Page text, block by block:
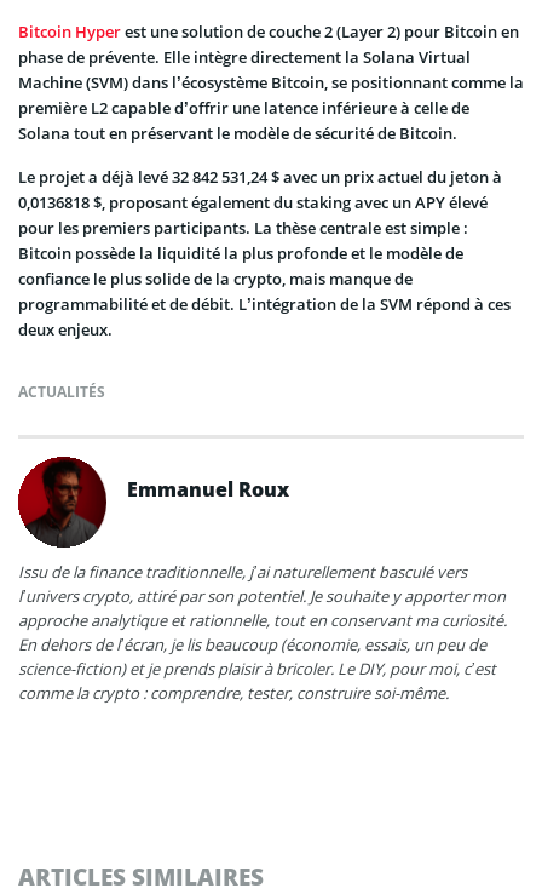
Bitcoin Hyperest une solution de couche 2 (Layer 2) pour Bitcoin en
phase de prévente. Elle intègre directement la Solana Virtual
Machine (SVM) dans l’écosystème Bitcoin, se positionnant comme la
première L2 capable d’offrir une latence inférieure à celle de
Solana tout en préservant le modèle de sécurité de Bitcoin.
Le projet a déjà levé 32 842 531,24 $ avec un prix actuel du jeton à
0,0136818 $, proposant également du staking avec un APY élevé
pour les premiers participants. La thèse centrale est simple :
Bitcoin possède la liquidité la plus profonde et le modèle de
confiance le plus solide de la crypto, mais manque de
programmabilité et de débit. L’intégration de la SVM répond à ces
deux enjeux.
ACTUALITÉS
Emmanuel Roux
Issu de la finance traditionnelle, j’ai naturellement basculé vers
l’univers crypto, attiré par son potentiel. Je souhaite y apporter mon
approche analytique et rationnelle, tout en conservant ma curiosité.
En dehors de l’écran, je lis beaucoup (économie, essais, un peu de
science-fiction) et je prends plaisir à bricoler. Le DIY, pour moi, c’est
comme la crypto : comprendre, tester, construire soi-même.
ARTICLES SIMILAIRES